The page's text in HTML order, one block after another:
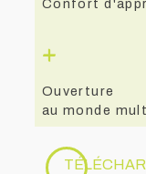
Confort
+
Ouverture
au monde